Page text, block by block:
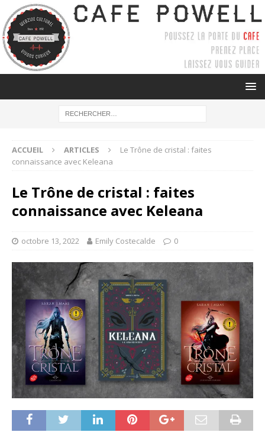
ACCUEIL ARTICLES
Le Trône de cristal : faites
connaissance avec Keleana
Le Trône de cristal : faites
connaissance avec Keleana
octobre 13, 2022 Emily Costecalde 0